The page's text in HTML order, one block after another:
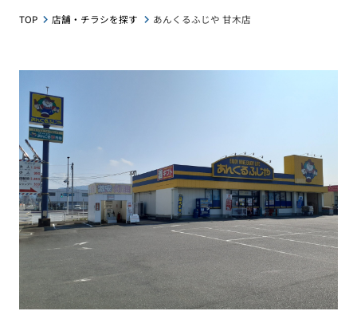
TOP 店舗・チラシを探す あんくるふじや 甘木店